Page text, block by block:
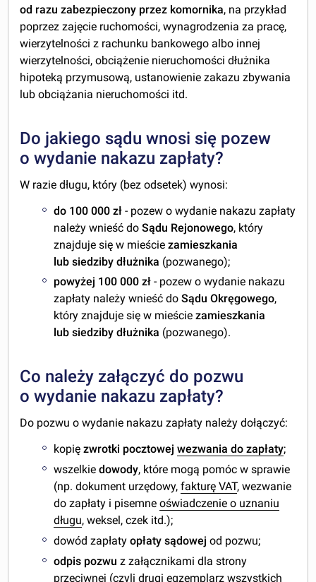
od razu zabezpieczony przez komornika, na przykład
poprzez zajęcie ruchomości, wynagrodzenia za pracę,
wierzytelności z rachunku bankowego albo innej
wierzytelności, obciążenie nieruchomości dłużnika
hipoteką przymusową, ustanowienie zakazu zbywania
lub obciążania nieruchomości itd.
Do jakiego sądu wnosi się pozew
o wydanie nakazu zapłaty?
W razie długu, który (bez odsetek) wynosi:
do 100 000 zł- pozew o wydanie nakazu zapłaty
należy wnieść doSądu Rejonowego, który
znajduje się w mieście zamieszkania
lub siedziby dłużnika (pozwanego);
powyżej 100 000 zł - pozew o wydanie nakazu
zapłaty należy wnieść doSądu Okręgowego,
który znajduje się w mieściezamieszkania
lub siedziby dłużnika (pozwanego).
Co należy załączyć do pozwu
o wydanie nakazu zapłaty?
Do pozwu o wydanie nakazu zapłaty należy dołączyć:
kopięzwrotki pocztowejwezwania do zapłaty;
wszelkie dowody, które mogą pomóc w sprawie
(np. dokument urzędowy,fakturę VAT, wezwanie
do zapłaty i pisemneoświadczenie o uznaniu
długu, weksel, czek itd.);
dowód zapłatyopłaty sądowejod pozwu;
odpis pozwu z załącznikami dla strony
przeciwnej (czyli drugi egzemplarz wszystkich